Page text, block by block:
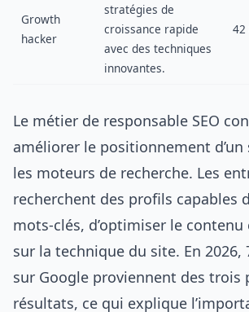
Growth
hacker
stratégies de
croissance rapide
avec des techniques
innovantes.
42
Le métier de responsable SEO
améliorer le positionnement
les moteurs de recherche. Les
recherchent des profils capables
mots-clés, d’optimiser le
sur la technique du site. En 2026,
sur Google proviennent des trois
résultats, ce qui explique